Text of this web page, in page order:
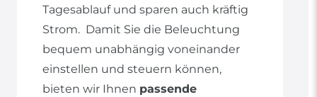
Tagesablauf und sparen auch kräftig
Strom. Damit Sie die Beleuchtung
bequem unabhängig voneinander
einstellen und steuern können,
bieten wir Ihnen passende